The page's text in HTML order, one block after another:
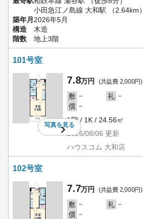
小田急江ノ島線 大和駅 （2.64km）
築年月 2026年5月
構造
木造
階数
地上3階
101号室
写真を見る
7.8万円 (共益費 2,000円)
敷 － 礼 －
償 －
1階 / 1K / 24.56㎡
2026/08/06 更新
ハウスコム 大和店
102号室
7.7万円 (共益費 2,000円)
敷 － 礼 －
償 －